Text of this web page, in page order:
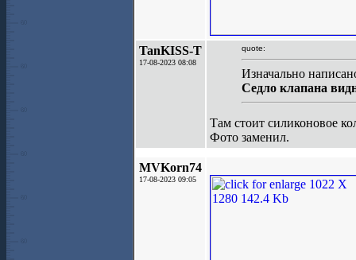
TanKISS-T
17-08-2023 08:08
quote:
Изначально
Седло клапана
Там стоит силиконовое
Фото заменил.
MVKorn74
17-08-2023 09:05